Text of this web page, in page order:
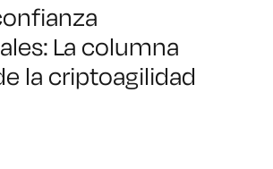
La columna
la criptoagilidad